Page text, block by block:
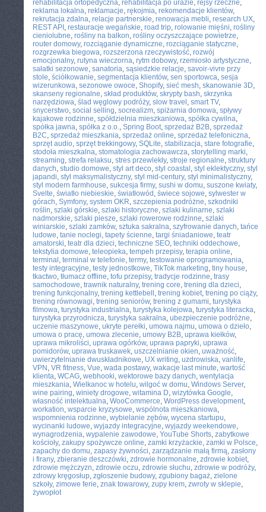
rehabilitacja ortopedyczna, rehabilitacja po urazie, rejsy rzeczne,
reklama lokalna, reklamacje, rękojmia, rekomendacje klientów,
rekrutacja zdalna, relacje partnerskie, renowacja mebli, research UX,
REST API , restauracje wegańskie, road trip, rolowanie mięśni, rośliny
cieniolubne, rośliny na balkon, rośliny oczyszczające powietrze,
router domowy, rozciąganie dynamiczne, rozciąganie statyczne,
rozgrzewka biegowa, rozszerzona rzeczywistość, rozwój
emocjonalny, rutyna wieczorna, rytm dobowy, rzemiosło artystyczne,
sałatki sezonowe, sanatoria, sąsiedzkie relacje, savoir-vivre przy
stole, ściółkowanie, segmentacja klientów, sen sportowca, sesja
wizerunkowa, sezonowe owoce, Shopify, sieć mesh, skanowanie 3D,
skanseny regionalne, skład produktów, skrypty bash, skrzynka
narzędziowa, ślad węglowy podróży, slow travel , smart TV,
snycerstwo, social selling, socrealizm, spiżarnia domowa, spływy
kajakowe rodzinne, spółdzielnia mieszkaniowa, spółka cywilna,
spółka jawna, spółka z o.o., Spring Boot, sprzedaż B2B, sprzedaż
B2C, sprzedaż mieszkania, sprzedaż online, sprzedaż telefoniczna,
sprzęt audio, sprzęt trekkingowy, SQLite, stabilizacja, stare fotografie,
stodoła mieszkalna, stomatologia zachowawcza, storytelling marki,
streaming, strefa relaksu, stres przewlekły, stroje regionalne, struktury
danych, studio domowe, styl art deco, styl coastal , styl eklektyczny, styl
japandi, styl maksymalistyczny, styl mid-century, styl minimalistyczny,
styl modern farmhouse, sukcesja firmy, sushi w domu, suszone kwiaty,
Svelte, światło niebieskie, światłowód , świece sojowe, sylwester w
górach, Symfony, system OKR, szczepienia podróżne, szkodniki
roślin, szlaki górskie, szlaki historyczne, szlaki kulinarne, szlaki
nadmorskie, szlaki piesze, szlaki rowerowe rodzinne, szlaki
winiarskie, szlaki zamków, sztuka sakralna, szyfrowanie danych, tańce
ludowe, tanie noclegi, tapety ścienne, targi śniadaniowe, teatr
amatorski, teatr dla dzieci, techniczne SEO, techniki oddechowe,
tekstylia domowe, teleopieka, tempeh przepisy, terapia online,
terminal , terminal w telefonie, termy, testowanie oprogramowania,
testy integracyjne, testy jednostkowe, TikTok marketing, tiny house,
tkactwo, tłumacz offline, tofu przepisy, tradycje rodzinne, trasy
samochodowe, trawnik naturalny, trening core, trening dla dzieci,
trening funkcjonalny, trening kettlebell , trening kobiet, trening po ciąży,
trening równowagi, trening seniorów, trening z gumami, turystyka
filmowa, turystyka industrialna, turystyka kolejowa, turystyka literacka,
turystyka przyrodnicza, turystyka sakralna, ubezpieczenie podróżne,
uczenie maszynowe, ukryte perełki, umowa najmu, umowa o dzieło,
umowa o pracę, umowa zlecenie, umowy B2B, uprawa kiełków,
uprawa mikroliści, uprawa ogórków, uprawa papryki, uprawa
pomidorów, uprawa truskawek, uszczelnianie okien, uważność,
uwierzytelnianie dwuskładnikowe, UX writing, uzdrowiska, vanlife,
VPN , VR fitness, Vue, wada postawy, wakacje last minute, wartość
klienta, WCAG, webhooki, wektorowe bazy danych, wentylacja
mieszkania, Wielkanoc w hotelu, wilgoć w domu, Windows Server,
wine pairing, winiety drogowe, witamina D, wizytówka Google,
własność intelektualna, WooCommerce, WordPress development,
workation, wsparcie kryzysowe, wspólnota mieszkaniowa,
wspomnienia rodzinne, wybielanie zębów, wycena startupu,
wycinanki ludowe, wyjazdy integracyjne, wyjazdy weekendowe,
wynagrodzenia, wypalenie zawodowe, YouTube Shorts, zabytkowe
kościoły, zakupy spożywcze online, zamki krzyżackie, zamki w Polsce,
zapachy do domu, zapasy żywności, zarządzanie małą firmą, zasłony
i firany, zbieranie deszczówki, zdrowie hormonalne, zdrowie kobiet,
zdrowie mężczyzn, zdrowie oczu, zdrowie słuchu, zdrowie w podróży,
zdrowy kręgosłup, zgłoszenie budowy, zgubiony bagaż, zielone
szkoły, zimowe ferie, znak towarowy, zupy krem, zwroty w sklepie,
żywopłot